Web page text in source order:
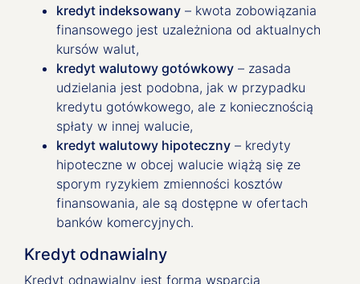
kredyt indeksowany – kwota zobowiązania
finansowego jest uzależniona od aktualnych
kursów walut,
kredyt walutowy gotówkowy – zasada
udzielania jest podobna, jak w przypadku
kredytu gotówkowego, ale z koniecznością
spłaty w innej walucie,
kredyt walutowy hipoteczny – kredyty
hipoteczne w obcej walucie wiążą się ze
sporym ryzykiem zmienności kosztów
finansowania, ale są dostępne w ofertach
banków komercyjnych.
Kredyt odnawialny
Kredyt odnawialny jest formą wsparcia